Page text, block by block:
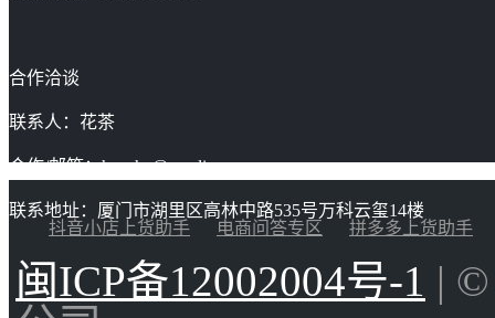
合作洽谈
联系人：花茶
合作/邮箱：huacha@gaoding.com
联系地址：厦门市湖里区高林中路535号万科云玺14楼
抖音小店上货助手
电商问答专区 拼多多上货助手
闽ICP备12002004号-1 |